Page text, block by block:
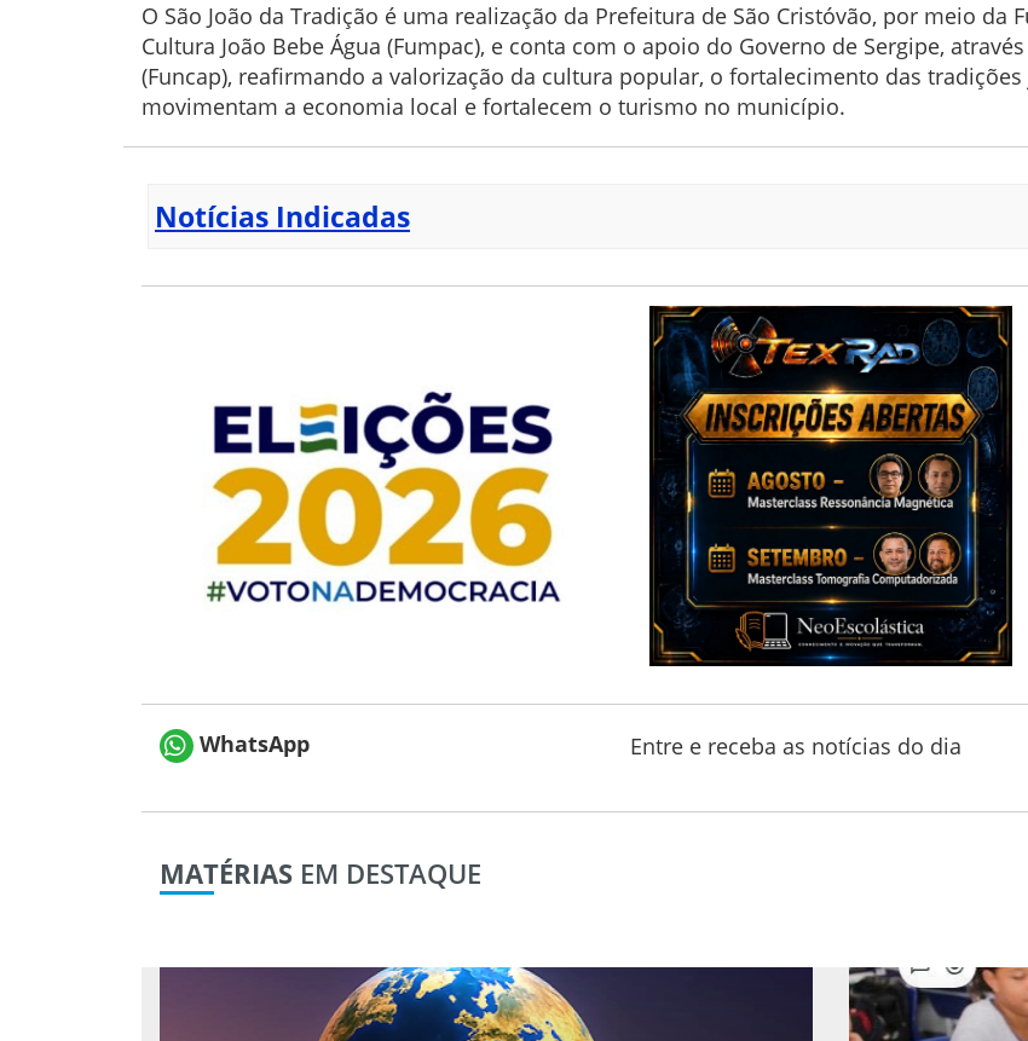
O São João da Tradição é uma realização da Prefeitura de São Cristóvão, por meio
Cultura João Bebe Água (Fumpac), e conta com o apoio do Governo de Sergipe,
(Funcap), reafirmando a valorização da cultura popular, o fortalecimento das
movimentam a economia local e fortalecem o turismo no município.
Notícias Indicadas
WhatsApp Entre e receba as notícias do dia
MATÉRIAS EM DESTAQUE